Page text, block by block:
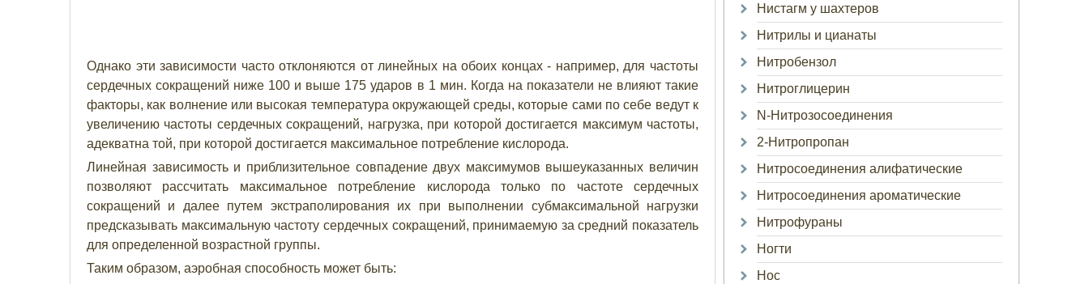
Однако эти зависимости часто отклоняются от линейных на обоих концах - например, для частоты
сердечных сокращений ниже 100 и выше 175 ударов в 1 мин. Когда на показатели не влияют такие
факторы, как волнение или высокая температура окружающей среды, которые сами по себе ведут к
увеличению частоты сердечных сокращений, нагрузка, при которой достигается максимум частоты,
адекватна той, при которой достигается максимальное потребление кислорода.
Линейная зависимость и приблизительное совпадение двух максимумов вышеуказанных величин
позволяют рассчитать максимальное потребление кислорода только по частоте сердечных
сокращений и далее путем экстраполирования их при выполнении субмаксимальной нагрузки
предсказывать максимальную частоту сердечных сокращений, принимаемую за средний показатель
для определенной возрастной группы.
Таким образом, аэробная способность может быть:
Нистагм у шахтеров
Нитрилы и цианаты
Нитробензол
Нитроглицерин
N-Нитрозосоединения
2-Нитропропан
Нитросоединения алифатические
Нитросоединения ароматические
Нитрофураны
Ногти
Нос